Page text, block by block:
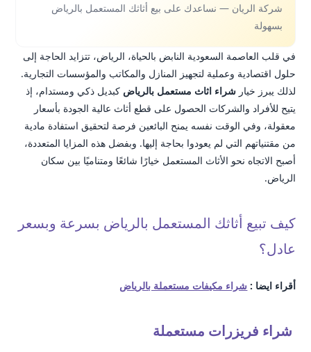
شركة الريان — نساعدك على بيع أثاثك المستعمل بالرياض
بسهولة
في قلب العاصمة السعودية النابض بالحياة، الرياض، تتزايد الحاجة إلى
حلول اقتصادية وعملية لتجهيز المنازل والمكاتب والمؤسسات التجارية.
لذلك يبرز خيار شراء اثاث مستعمل بالرياض كبديل ذكي ومستدام، إذ
يتيح للأفراد والشركات الحصول على قطع أثاث عالية الجودة بأسعار
معقولة، وفي الوقت نفسه يمنح البائعين فرصة لتحقيق استفادة مادية
من مقتنياتهم التي لم يعودوا بحاجة إليها. وبفضل هذه المزايا المتعددة،
أصبح الاتجاه نحو الأثاث المستعمل خيارًا شائعًا ومتناميًا بين سكان
الرياض.
كيف تبيع أثاثك المستعمل بالرياض بسرعة وبسعر
عادل؟
أقراء ايضا : شراء مكيفات مستعملة بالرياض
شراء فريزرات مستعملة